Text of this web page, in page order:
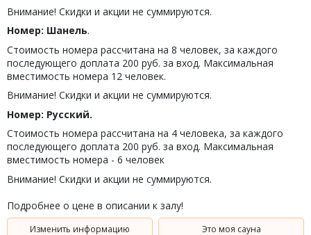
Внимание! Скидки и акции не суммируются.
Номер: Шанель.
Стоимость номера рассчитана на 8 человек, за каждого
последующего доплата 200 руб. за вход. Максимальная
вместимость номера 12 человек.
Внимание! Скидки и акции не суммируются.
Номер: Русский.
Стоимость номера рассчитана на 4 человека, за каждого
последующего доплата 200 руб. за вход. Максимальная
вместимость номера - 6 человек
Внимание! Скидки и акции не суммируются.
Подробнее о цене в описании к залу!
Изменить информацию Это моя сауна